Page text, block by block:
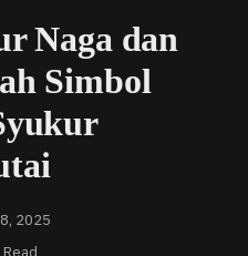
Naga dan
Simbol
2025
Read